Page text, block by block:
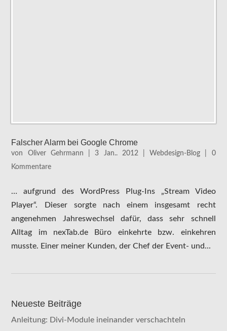
Falscher Alarm bei Google Chrome
von Oliver Gehrmann |3 Jan.. 2012| Webdesign-Blog
0
Kommentare
… aufgrund des WordPress Plug-Ins „Stream Video
Player“. Dieser sorgte nach einem insgesamt recht
angenehmen Jahreswechsel dafür, dass sehr schnell
Alltag im nexTab.de Büro einkehrte bzw. einkehren
musste. Einer meiner Kunden, der Chef der Event- und...
Neueste Beiträge
Anleitung: Divi-Module ineinander verschachteln